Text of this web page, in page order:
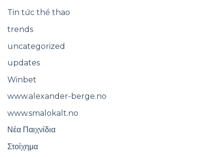
Tin tức thể thao
trends
uncategorized
updates
Winbet
www.alexander-berge.no
www.smalokalt.no
Νέα Παιχνίδια
Στοίχημα